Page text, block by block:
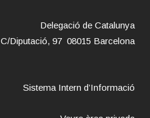
Delegació de Catalunya
C/Diputació, 97 08015 Barcelona
Sistema Intern d’Informació